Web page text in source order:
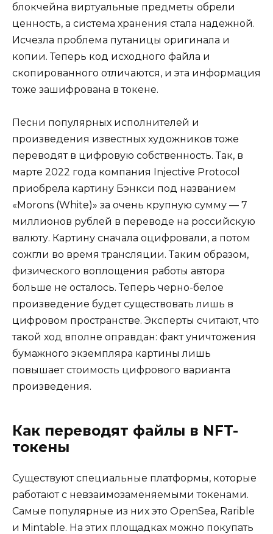
блокчейна виртуальные предметы обрели
ценность, а система хранения стала надежной.
Исчезла проблема путаницы оригинала и
копии. Теперь код исходного файла и
скопированного отличаются, и эта информация
тоже зашифрована в токене.
Песни популярных исполнителей и
произведения известных художников тоже
переводят в цифровую собственность. Так, в
марте 2022 года компания Injective Protocol
приобрела картину Бэнкси под названием
«Morons (White)» за очень крупную сумму — 7
миллионов рублей в переводе на российскую
валюту. Картину сначала оцифровали, а потом
сожгли во время трансляции. Таким образом,
физического воплощения работы автора
больше не осталось. Теперь черно-белое
произведение будет существовать лишь в
цифровом пространстве. Эксперты считают, что
такой ход вполне оправдан: факт уничтожения
бумажного экземпляра картины лишь
повышает стоимость цифрового варианта
произведения.
Как переводят файлы в NFT-
токены
Существуют специальные платформы, которые
работают с невзаимозаменяемыми токенами.
Самые популярные из них это OpenSea, Rarible
и Mintable. На этих площадках можно покупать